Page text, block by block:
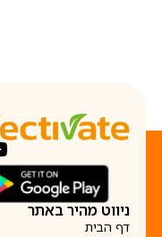
ניווט מהיר באתר
דף הבית